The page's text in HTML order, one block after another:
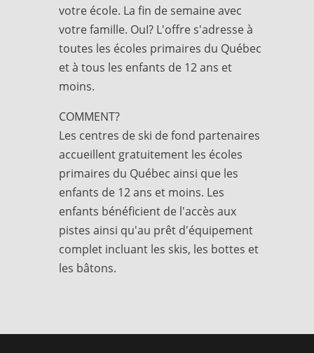
votre école. La fin de semaine avec
votre famille. OuI? L'offre s'adresse à
toutes les écoles primaires du Québec
et à tous les enfants de 12 ans et
moins.
COMMENT?
Les centres de ski de fond partenaires
accueillent gratuitement les écoles
primaires du Québec ainsi que les
enfants de 12 ans et moins. Les
enfants bénéficient de l'accès aux
pistes ainsi qu'au prêt d'équipement
complet incluant les skis, les bottes et
les bâtons.